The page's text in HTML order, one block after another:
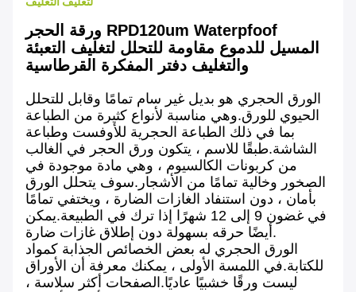
ورقة الحجر RPD120um Waterpfoof
المسيل للدموع مقاومة للتحلل لتغليف التعبئة
والتغليف دفتر المفكرة القرطاسية
الورق الحجري هو بديل غير سام تمامًا وقابل للتحلل
الحيوي للورق.وهي مناسبة لأنواع كثيرة من الطباعة
بما في ذلك الطباعة الحجرية للأوفست وطباعة
الشاشة.طبقًا للاسم ، يتكون ورق الحجر في الغالب
من كربونات الكالسيوم ، وهي مادة موجودة في
الصخور وخالية تمامًا من الأشجار.سوف يتحلل الورق
بأمان ، دون استنفاد الغازات الضارة ، ويختفي تمامًا
في غضون 9 إلى 12 شهرًا إذا ترك في الطبيعة.يمكن
أيضًا حرقه بسهولة دون إطلاق غازات ضارة.
الورق الحجري له بعض الخصائص الجذابة كمواد
للكتابة.في اللمسة الأولى ، يمكنك معرفة أن الأوراق
ليست ورقًا خشبيًا عاديًا.الصفحات أكثر سلاسة ،